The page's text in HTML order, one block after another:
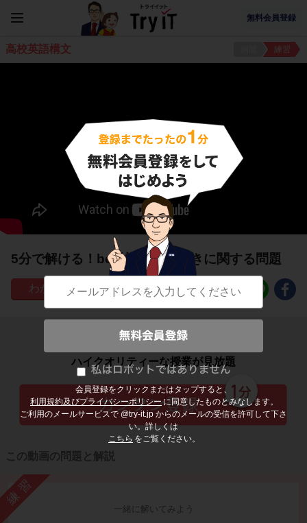
無料会員登録
会員登録をクリックまたはタップすると、
利用規約及びプライバシーポリシー に同意したものとみなします。
ご利用のメールサービスで @try-it.jp からのメールの受信を許可して下さ
い。詳しくは
こちら をご覧ください。
高校英語構文 練習
5分で解ける！be動詞のはたらきに関する問題
17
子どもの勉強から大人の学び直しまで
ハイクオリティーな授業が見放題
この動画の問題と解説
練習
一緒に解いてみよう